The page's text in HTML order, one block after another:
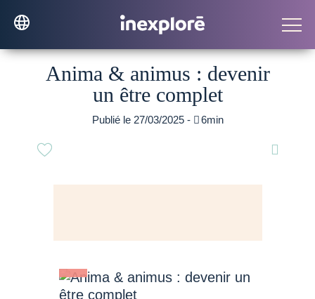
Anima & animus : devenir
un être complet
Publié le 27/03/2025 - 6min
